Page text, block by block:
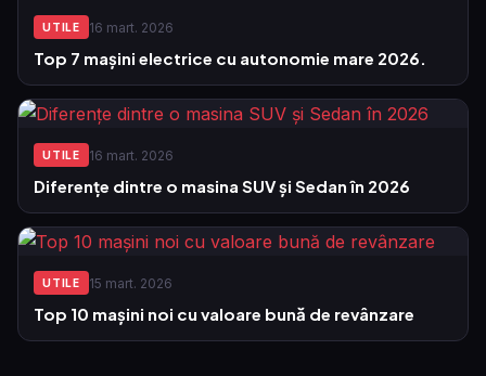
UTILE 16 mart. 2026
Top 7 mașini electrice cu autonomie mare 2026.
UTILE 16 mart. 2026
Diferențe dintre o masina SUV și Sedan în 2026
UTILE 15 mart. 2026
Top 10 mașini noi cu valoare bună de revânzare